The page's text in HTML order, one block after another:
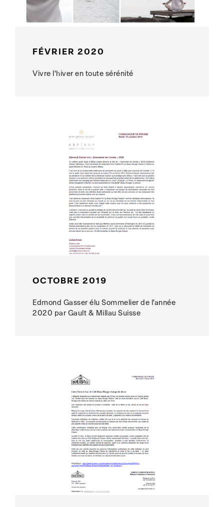
FÉVRIER 2020
Vivre l'hiver en toute sérénité
OCTOBRE 2019
Edmond Gasser élu Sommelier de l'année
2020 par Gault & Millau Suisse